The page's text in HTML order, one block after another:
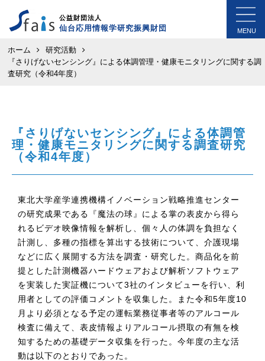
公益財団法人
仙台応用情報学研究振興財団 MENU
ホーム
研究活動
『さりげないセンシング』による体調管理・健康モニタリングに関する調
査研究（令和4年度）
『さりげないセンシング』による体調管
理・健康モニタリングに関する調査研究
（令和4年度）
東北大学産学連携機構イノベーション戦略推進センター
の研究成果である『魔法の球』による掌の表皮から得ら
れるビデオ映像情報を解析し、個々人の体調を負担なく
計測し、多種の指標を算出する技術について、介護現場
などに広く展開する方法を調査・研究した。商品化を前
提とした計測機器ハードウェアおよび解析ソフトウェア
を実装した実証機について3社のインタビューを行い、利
用者としての評価コメントを収集した。また令和5年度10
月より必須となる予定の運転業務従事者等のアルコール
検査に備えて、表皮情報よりアルコール摂取の有無を検
知するための基礎データ収集を行った。今年度の主な活
動は以下のとおりであった。